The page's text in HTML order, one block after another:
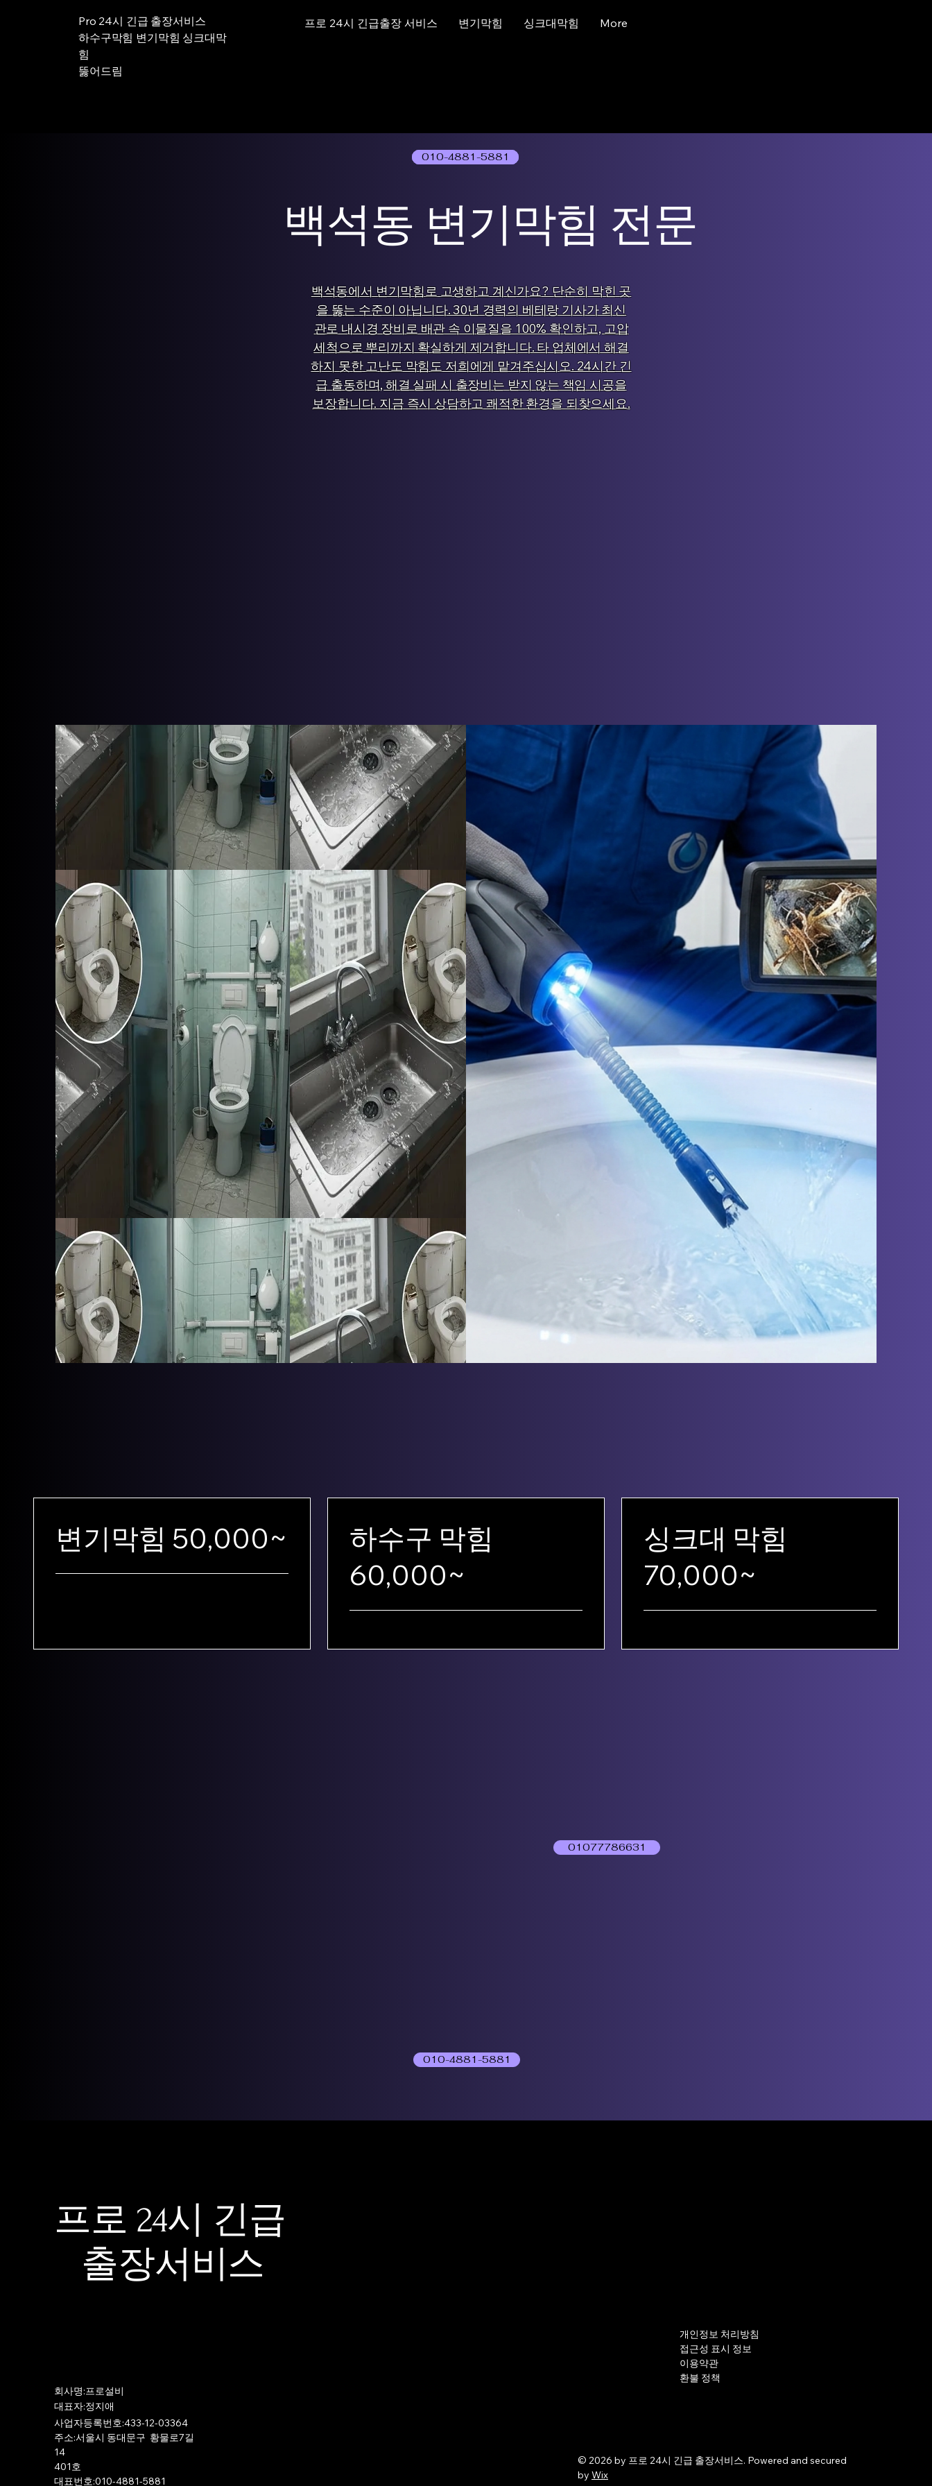
Pro 24시 긴급 출장서비스
하수구막힘 변기막힘 싱크대막
힘
뚫어드림
프로 24시 긴급출장 서비스 변기막힘 싱크대막힘 More
01077786631
백석동 변기막힘 전문
백석동에서 변기막힘로 고생하고 계신가요? 단순히 막힌 곳
을 뚫는 수준이 아닙니다. 30년 경력의 베테랑 기사가 최신
관로 내시경 장비로 배관 속 이물질을 100% 확인하고, 고압
세척으로 뿌리까지 확실하게 제거합니다. 타 업체에서 해결
하지 못한 고난도 막힘도 저희에게 맡겨주십시오. 24시간 긴
급 출동하며, 해결 실패 시 출장비는 받지 않는 책임 시공을
보장합니다. 지금 즉시 상담하고 쾌적한 환경을 되찾으세요.
변기막힘 50,000~
하수구 막힘
60,000~
싱크대 막힘
70,000~
01077786631
010-4881-5881
010-4881-5881
프로 24시 긴급
출장서비스
​회사명:프로설비
​대표자:정지애
사업자등록번호:433-12-03364
주소:서울시 동대문구 황물로7길
14
401호
​대표번호:010-4881-5881
개인정보 처리방침
접근성 표시 정보
이용약관
환불 정책
© 2026 by 프로 24시 긴급 출장서비스. Powered and secured
by Wix